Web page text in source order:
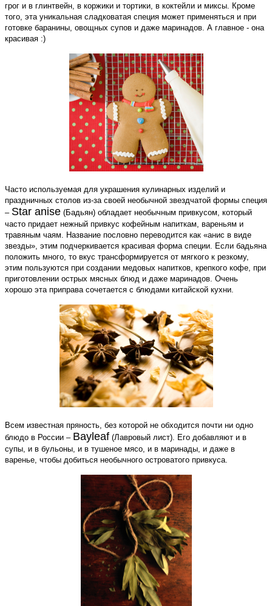
грог и в глинтвейн, в коржики и тортики, в коктейли и миксы. Кроме
того, эта уникальная сладковатая специя может применяться и при
готовке баранины, овощных супов и даже маринадов. А главное - она
красивая :)
Часто используемая для украшения кулинарных изделий и
праздничных столов из-за своей необычной звездчатой формы специя
– Star anise (Бадьян) обладает необычным привкусом, который
часто придает нежный привкус кофейным напиткам, вареньям и
травяным чаям. Название пословно переводится как «анис в виде
звезды», этим подчеркивается красивая форма специи. Если бадьяна
положить много, то вкус трансформируется от мягкого к резкому,
этим пользуются при создании медовых напитков, крепкого кофе, при
приготовлении острых мясных блюд и даже маринадов. Очень
хорошо эта приправа сочетается с блюдами китайской кухни.
Всем известная пряность, без которой не обходится почти ни одно
блюдо в России – Bayleaf (Лавровый лист). Его добавляют и в
супы, и в бульоны, и в тушеное мясо, и в маринады, и даже в
варенье, чтобы добиться необычного островатого привкуса.